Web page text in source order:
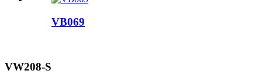
VB069
VW208-S